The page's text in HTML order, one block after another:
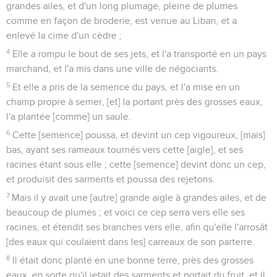
grandes ailes, et d'un long plumage, pleine de plumes
comme en façon de broderie, est venue au Liban, et a
enlevé la cime d'un cèdre ;
4 Elle a rompu le bout de ses jets, et l'a transporté en un pays
marchand, et l'a mis dans une ville de négociants.
5 Et elle a pris de la semence du pays, et l'a mise en un
champ propre à semer, [et] la portant près des grosses eaux,
l'a plantée [comme] un saule.
6 Cette [semence] poussa, et devint un cep vigoureux, [mais]
bas, ayant ses rameaux tournés vers cette [aigle], et ses
racines étant sous elle ; cette [semence] devint donc un cep,
et produisit des sarments et poussa des rejetons.
7 Mais il y avait une [autre] grande aigle à grandes ailes, et de
beaucoup de plumes ; et voici ce cep serra vers elle ses
racines, et étendit ses branches vers elle, afin qu'elle l'arrosât
[des eaux qui coulaient dans les] carreaux de son parterre.
8 Il était donc planté en une bonne terre, près des grosses
eaux, en sorte qu'il jetait des sarments et portait du fruit, et il